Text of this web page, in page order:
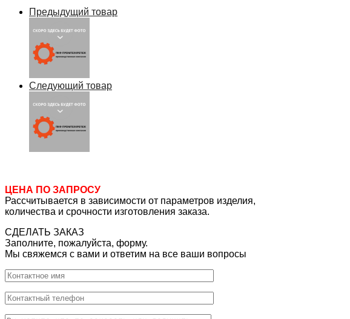
Предыдущий товар
Следующий товар
ЦЕНА ПО ЗАПРОСУ
Рассчитывается в зависимости от параметров изделия,
количества и срочности изготовления заказа.
СДЕЛАТЬ ЗАКАЗ
Заполните, пожалуйста, форму.
Мы свяжемся с вами и ответим на все ваши вопросы